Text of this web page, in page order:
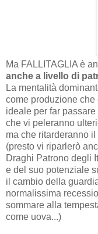
Ma FALLITAGLIA è
anche a livello di
La mentalità
come produzione che
ideale per far
che vi peleranno
ma che ritarderanno
(presto vi riparlerò
Draghi Patrono degli
e del suo potenziale
il cambio della
normalissima
sommare alla
come uova...)